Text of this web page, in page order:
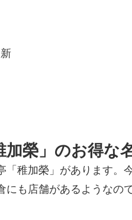
加榮」のお得な
「稚加榮」があります。
にも店舗があるような